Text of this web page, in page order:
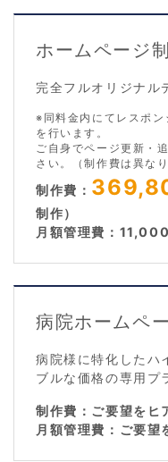
ホームページ
完全フルオリジナル
※同料金内にてレスポ
を行います。
ご自身でページ更新・
さい。（制作費は異なり
制作費：
制作）
月額管理費：11,000
病院ホームペ
病院様に特化したハ
ブルな価格の専用プ
制作費：ご要望をヒ
月額管理費：ご要望